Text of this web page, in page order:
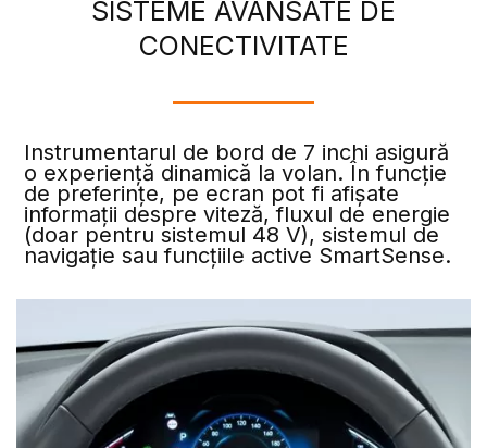
SISTEME AVANSATE DE
CONECTIVITATE
Instrumentarul de bord de 7 inchi asigură
o experiență dinamică la volan. În funcție
de preferințe, pe ecran pot fi afișate
informații despre viteză, fluxul de energie
(doar pentru sistemul 48 V), sistemul de
navigație sau funcțiile active SmartSense.